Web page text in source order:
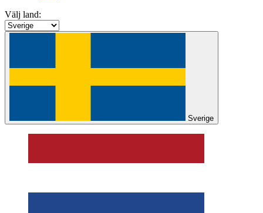
Välj land:
Sverige